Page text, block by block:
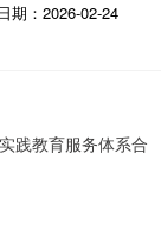
日期：2026-02-24